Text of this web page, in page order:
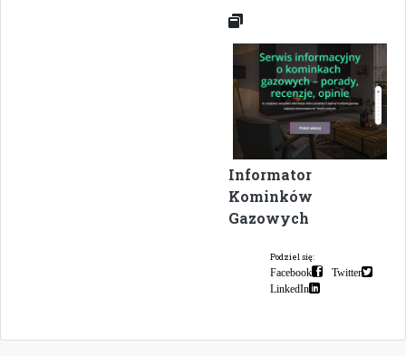
Informator
Kominków
Gazowych
Podziel się:
Facebook
Twitter
LinkedIn